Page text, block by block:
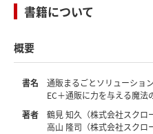
書籍について
概要
書名
通販まるごとソリューション
EC＋通販に力を与える魔法
著者
鶴見 知久（株式会社スクロ
高山 隆司（株式会社スクロ